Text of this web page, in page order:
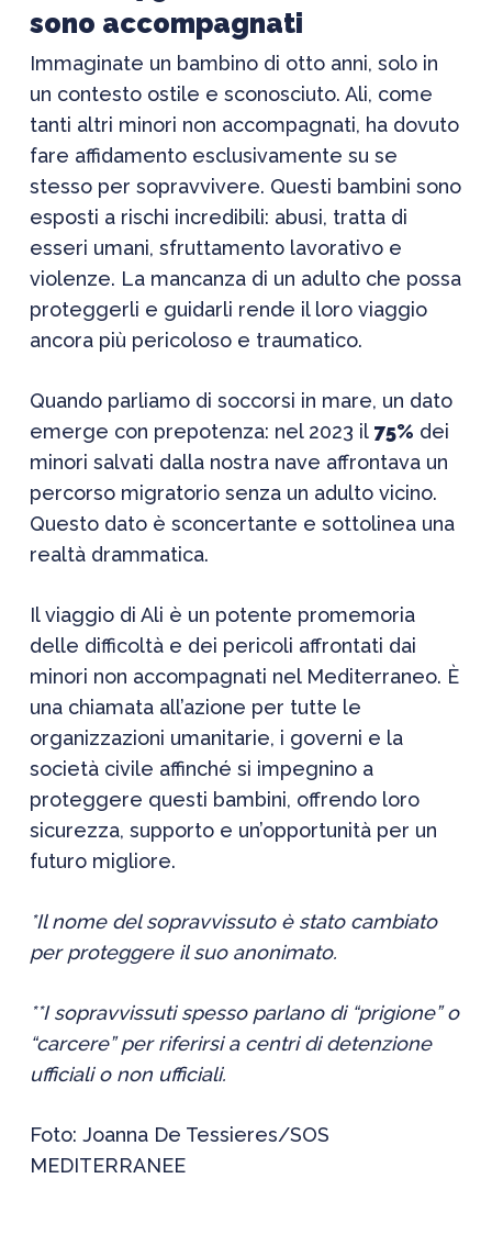
sono accompagnati
Immaginate un bambino di otto anni, solo in
un contesto ostile e sconosciuto. Ali, come
tanti altri minori non accompagnati, ha dovuto
fare affidamento esclusivamente su se
stesso per sopravvivere. Questi bambini sono
esposti a rischi incredibili: abusi, tratta di
esseri umani, sfruttamento lavorativo e
violenze. La mancanza di un adulto che possa
proteggerli e guidarli rende il loro viaggio
ancora più pericoloso e traumatico.
Quando parliamo di soccorsi in mare, un dato
emerge con prepotenza: nel 2023 il 75% dei
minori salvati dalla nostra nave affrontava un
percorso migratorio senza un adulto vicino.
Questo dato è sconcertante e sottolinea una
realtà drammatica.
Il viaggio di Ali è un potente promemoria
delle difficoltà e dei pericoli affrontati dai
minori non accompagnati nel Mediterraneo. È
una chiamata all’azione per tutte le
organizzazioni umanitarie, i governi e la
società civile affinché si impegnino a
proteggere questi bambini, offrendo loro
sicurezza, supporto e un’opportunità per un
futuro migliore.
*Il nome del sopravvissuto è stato cambiato
per proteggere il suo anonimato.
**I sopravvissuti spesso parlano di “prigione” o
“carcere” per riferirsi a centri di detenzione
ufficiali o non ufficiali.
Foto: Joanna De Tessieres/SOS
MEDITERRANEE